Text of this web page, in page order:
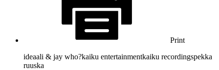
Print
ideaali & jay who?kaiku entertainmentkaiku recordingspekka
ruuska